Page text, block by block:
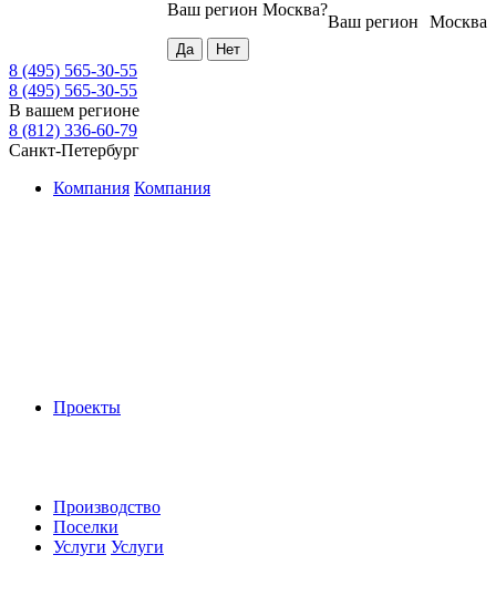
Москва
Ваш регион
Ваш регион Москва?
8 (495) 565-30-55
8 (495) 565-30-55
В вашем регионе
8 (812) 336-60-79
Санкт-Петербург
Компания Компания
Проекты
Производство
Поселки
Услуги Услуги